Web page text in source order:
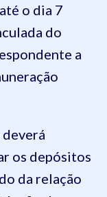
o dia 7
do
a
deverá
os depósitos
da relação